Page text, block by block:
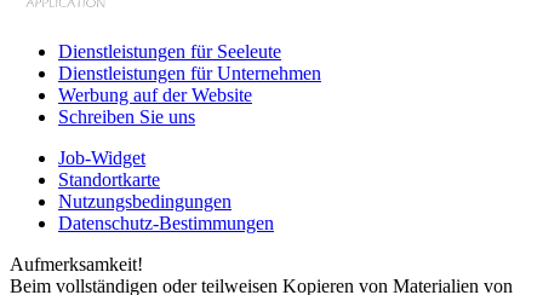
Dienstleistungen für Seeleute
Dienstleistungen für Unternehmen
Werbung auf der Website
Schreiben Sie uns
Job-Widget
Standortkarte
Nutzungsbedingungen
Datenschutz-Bestimmungen
Aufmerksamkeit!
Beim vollständigen oder teilweisen Kopieren von Materialien von